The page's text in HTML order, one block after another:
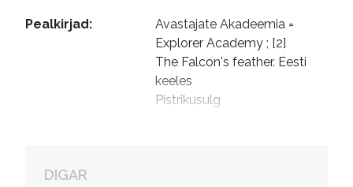
Pealkirjad:
Avastajate Akadeemia =
Explorer Academy ; [2]
The Falcon's feather. Eesti
keeles
Pistrikusulg
DIGAR